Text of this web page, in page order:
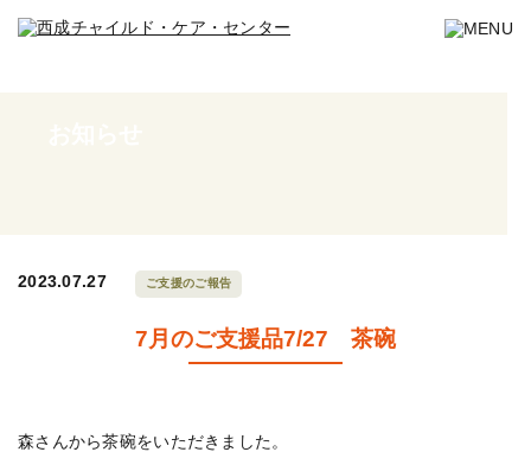
2023.07.27 ご支援のご報告
7月のご支援品7/27 茶碗
森さんから茶碗をいただきました。